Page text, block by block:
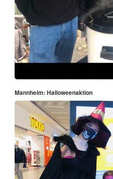
Mannheim: Halloweenaktion